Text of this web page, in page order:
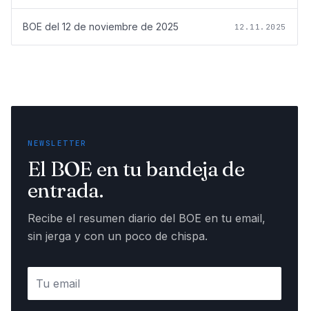
BOE del 12 de noviembre de 2025 12.11.2025
NEWSLETTER
El BOE en tu bandeja de
entrada.
Recibe el resumen diario del BOE en tu email,
sin jerga y con un poco de chispa.